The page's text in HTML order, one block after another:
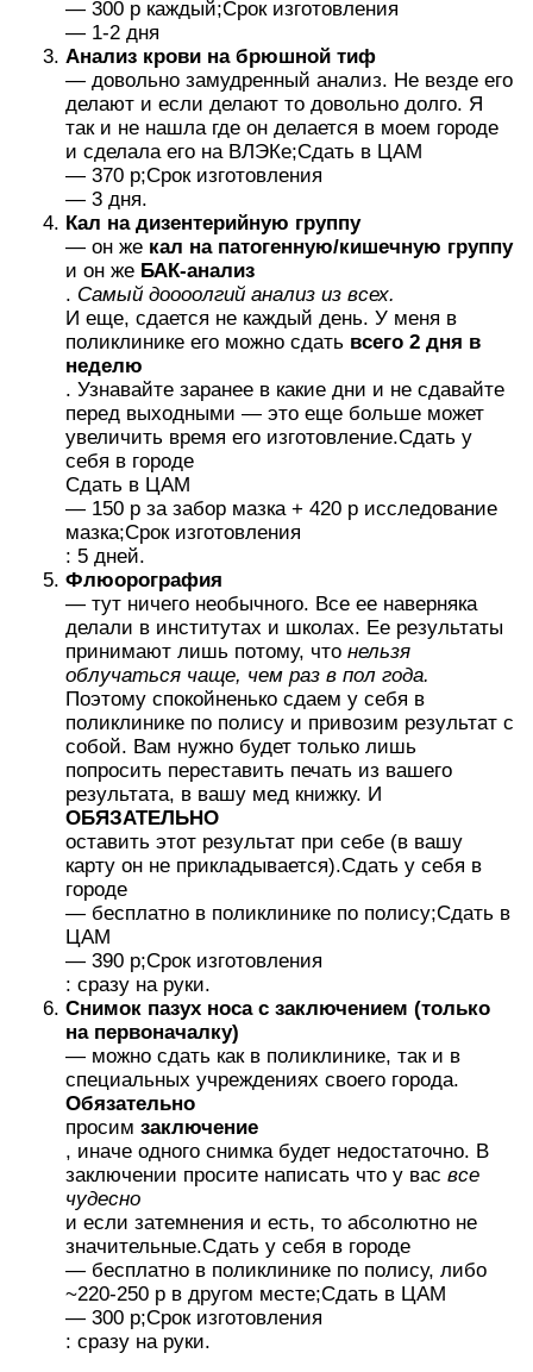
— 300 р каждый;Срок изготовления
— 1-2 дня
Анализ крови на брюшной тиф
— довольно замудренный анализ. Не везде его
делают и если делают то довольно долго. Я
так и не нашла где он делается в моем городе
и сделала его на ВЛЭКе;Сдать в ЦАМ
— 370 р;Срок изготовления
— 3 дня.
Кал на дизентерийную группу
— он же кал на патогенную/кишечную группу
и он же БАК-анализ
. Самый доооолгий анализ из всех.
И еще, сдается не каждый день. У меня в
поликлинике его можно сдать всего 2 дня в
неделю
. Узнавайте заранее в какие дни и не сдавайте
перед выходными — это еще больше может
увеличить время его изготовление.Сдать у
себя в городе
Сдать в ЦАМ
— 150 р за забор мазка + 420 р исследование
мазка;Срок изготовления
: 5 дней.
Флюорография
— тут ничего необычного. Все ее наверняка
делали в институтах и школах. Ее результаты
принимают лишь потому, что нельзя
облучаться чаще, чем раз в пол года.
Поэтому спокойненько сдаем у себя в
поликлинике по полису и привозим результат с
собой. Вам нужно будет только лишь
попросить переставить печать из вашего
результата, в вашу мед книжку. И
ОБЯЗАТЕЛЬНО
оставить этот результат при себе (в вашу
карту он не прикладывается).Сдать у себя в
городе
— бесплатно в поликлинике по полису;Сдать в
ЦАМ
— 390 р;Срок изготовления
: сразу на руки.
Снимок пазух носа с заключением (только
на первоначалку)
— можно сдать как в поликлинике, так и в
специальных учреждениях своего города.
Обязательно
просим заключение
, иначе одного снимка будет недостаточно. В
заключении просите написать что у вас все
чудесно
и если затемнения и есть, то абсолютно не
значительные.Сдать у себя в городе
— бесплатно в поликлинике по полису, либо
~220-250 р в другом месте;Сдать в ЦАМ
— 300 р;Срок изготовления
: сразу на руки.